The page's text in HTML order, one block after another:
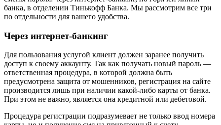
банка, в отделении Тинькофф Банка. Мы рассмотрим все три
по отдельности для вашего удобства.
Через интернет-банкинг
Для пользования услугой клиент должен заранее получить
доступ к своему аккаунту. Так как получать новый пароль —
ответственная процедура, в которой должна быть
предусмотрена защита от мошенников, регистрация на сайте
производится лишь при наличии какой-либо карты от банка.
При этом не важно, является она кредитной или дебетовой.
Процедура регистрации подразумевает не только ввод номера